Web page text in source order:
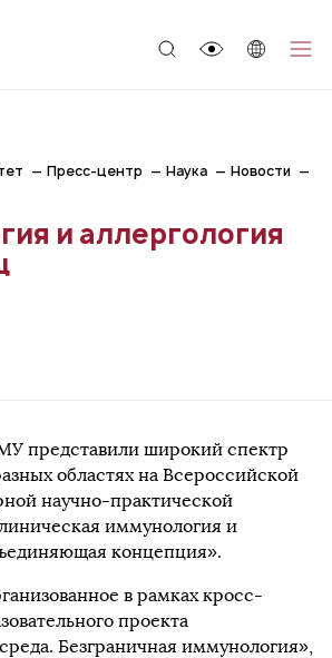
Пресс-центр Наука
Новости
и аллергология
представили широкий спектр
областях на Всероссийской
научно-практической
иммунология и
концепция».
в рамках кросс-
проекта
Безграничная иммунология»,